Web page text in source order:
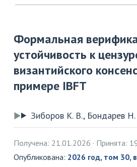
Формальная
устойчивость к
византийского
примере IBFT
Зиборов К. В., Бондарев
Получена: 21.01.2026
Принята:
Опубликована: 2026 год, том 30,